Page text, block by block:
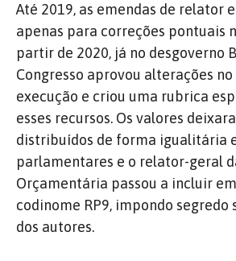
Até 2019, as emendas de relator
apenas para correções pontuais
partir de 2020, já no desgoverno
Congresso aprovou alterações
execução e criou uma rubrica
esses recursos. Os valores
distribuídos de forma igualitária
parlamentares e o relator-geral
Orçamentária passou a incluir
codinome RP9, impondo segredo
dos autores.